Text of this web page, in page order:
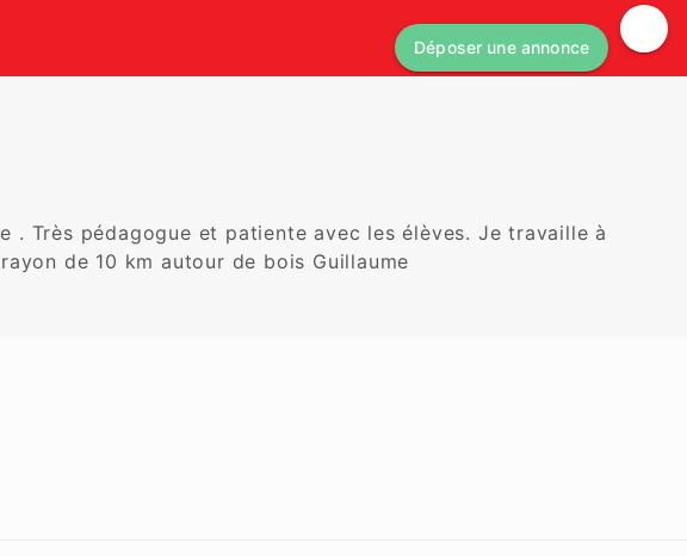
Déposer une annonce
Très pédagogue et patiente avec les élèves. Je travaille à
de 10 km autour de bois Guillaume